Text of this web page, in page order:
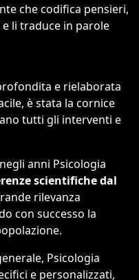
che codifica pensieri,
li traduce in parole
e rielaborata
è stata la cornice
tutti gli interventi e
anni Psicologia
scientifiche dal
rilevanza
con successo la
Psicologia
e personalizzati,